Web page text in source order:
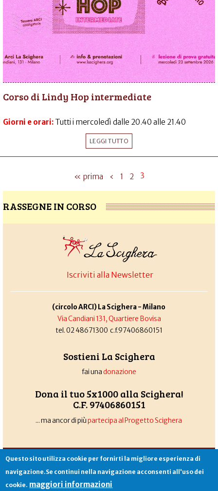
Corso di Lindy Hop intermediate
Giorni e orari: Tutti i mercoledì dalle 20.40 alle 21.40
LEGGI TUTTO
« prima ‹ 1 2 3
RASSEGNE IN CORSO
Iscriviti alla Newsletter
(circolo ARCI) La Scighera - Milano
Via Candiani 131, Quartiere Bovisa
tel. 02 48671300 c.f.97406860151
Sostieni La Scighera
fai unadonazione
Dona il tuo 5x1000 alla Scighera!
C.F. 97406860151
... ma ancor di piùpartecipa al Progetto Scighera
Associazione La Scighera copyleft|cookies|privacy|login
Sito creato daAlekos.net
Questo sito utilizza cookie per fornirti la migliore esperienza di
navigazione.Se continui nella navigazione acconsenti all'uso dei
cookie. maggiori informazioni